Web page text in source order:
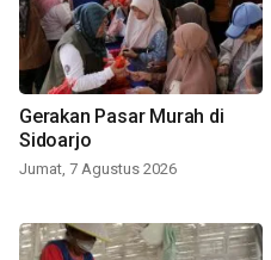
Gerakan Pasar Murah di
Sidoarjo
Jumat, 7 Agustus 2026